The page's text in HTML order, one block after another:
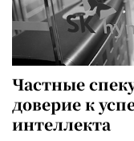
Частные
доверие к
интеллекта